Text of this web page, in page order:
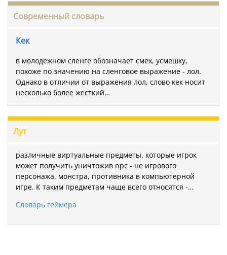
Современный словарь
Кек
в молодежном сленге обозначает смех, усмешку,
похоже по значению на сленговое выражение - лол.
Однако в отличии от выражения лол, слово кек носит
несколько более жесткий…
Лут
различные виртуальные предметы, которые игрок
может получить уничтожив npc - не игрового
персонажа, монстра, противника в компьютерной
игре. К таким предметам чаще всего относятся -…
Словарь геймера